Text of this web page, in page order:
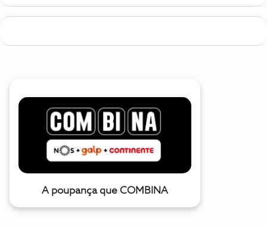
A poupança que COMBINA